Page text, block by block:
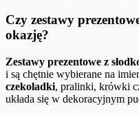
Czy zestawy
okazję?
Zestawy prezentowe z
i są chętnie wybierane na
czekoladki, pralinki, krówki
układa się w dekoracyjnym